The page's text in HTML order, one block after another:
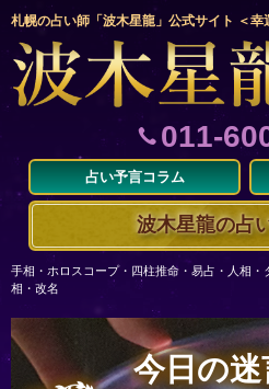
札幌の占い師「波木星龍」公式サイト ＜幸
011-
占い予言コラム
波木星龍の占
手相・ホロスコープ・四柱推命・易占・人相
相・改名
今日の